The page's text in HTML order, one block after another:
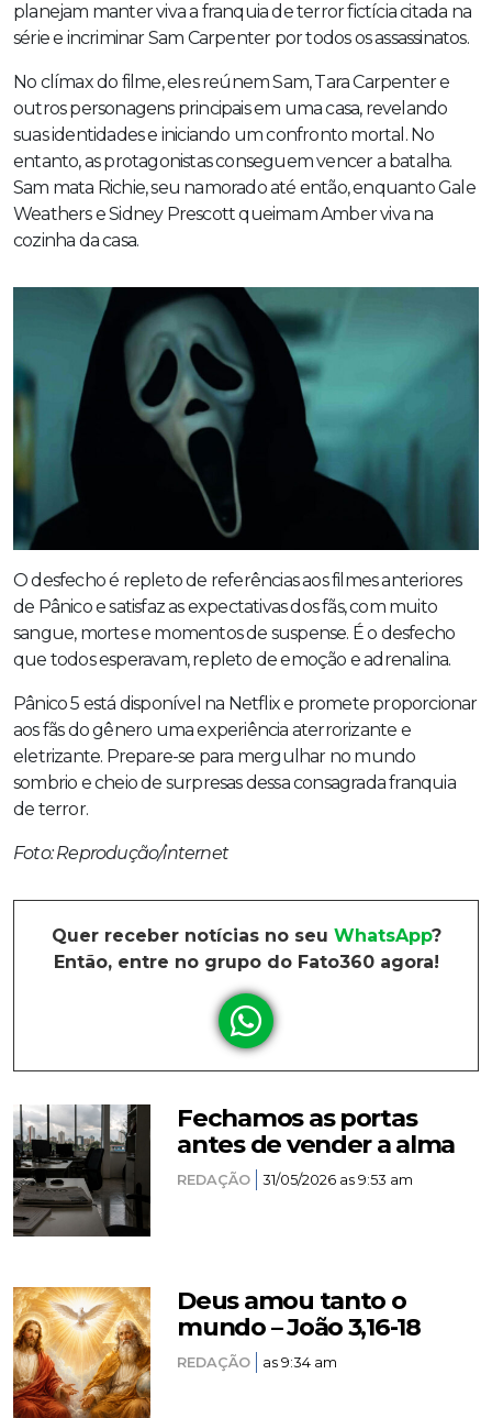
planejam manter viva a franquia de terror fictícia citada na
série e incriminar Sam Carpenter por todos os assassinatos.
No clímax do filme, eles reúnem Sam, Tara Carpenter e
outros personagens principais em uma casa, revelando
suas identidades e iniciando um confronto mortal. No
entanto, as protagonistas conseguem vencer a batalha.
Sam mata Richie, seu namorado até então, enquanto Gale
Weathers e Sidney Prescott queimam Amber viva na
cozinha da casa.
O desfecho é repleto de referências aos filmes anteriores
de Pânico e satisfaz as expectativas dos fãs, com muito
sangue, mortes e momentos de suspense. É o desfecho
que todos esperavam, repleto de emoção e adrenalina.
Pânico 5 está disponível na Netflix e promete proporcionar
aos fãs do gênero uma experiência aterrorizante e
eletrizante. Prepare-se para mergulhar no mundo
sombrio e cheio de surpresas dessa consagrada franquia
de terror.
Foto: Reprodução/internet
Quer receber notícias no seu WhatsApp?
Então, entre no grupo do Fato360 agora!
Fechamos as portas
antes de vender a alma
REDAÇÃO 31/05/2026 as 9:53 am
Deus amou tanto o
mundo – João 3,16-18
REDAÇÃO as 9:34 am